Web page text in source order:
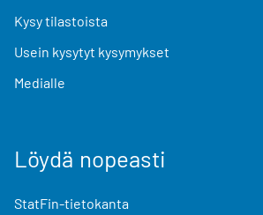
Kysy tilastoista
Usein kysytyt kysymykset
Medialle
Löydä nopeasti
StatFin-tietokanta